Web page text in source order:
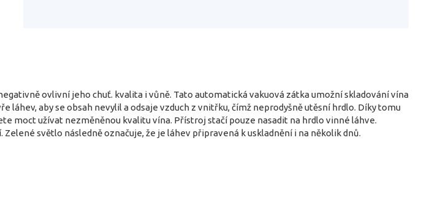
ovlivní jeho chuť. kvalita i vůně. Tato automatická vakuová zátka umožní skladování vína
láhev, aby se obsah nevylil a odsaje vzduch z vnitřku, čímž neprodyšně utěsní hrdlo. Díky tomu
moct užívat nezměněnou kvalitu vína. Přístroj stačí pouze nasadit na hrdlo vinné láhve.
světlo následně označuje, že je láhev připravená k uskladnění i na několik dnů.